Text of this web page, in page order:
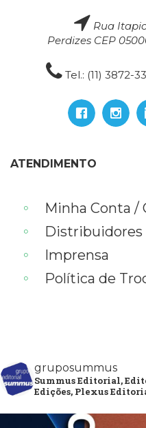
Rua
Perdizes CEP
Tel.: (11) 3872-
ATENDIMENTO
Minha Conta /
Distribuidores
Imprensa
Política de
gruposummus
Summus Editorial,
Edições, Plexus